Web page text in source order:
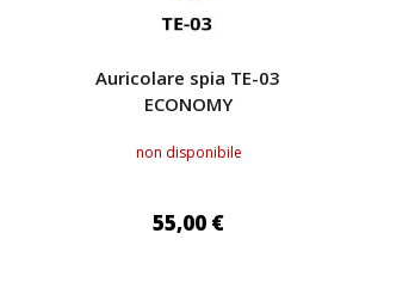
Auricolare spia TE-03
ECONOMY
non disponibile
55,00 €